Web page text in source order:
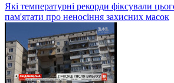
Які температурні рекорди фіксували
пам'ятати про неносіння захисних масок